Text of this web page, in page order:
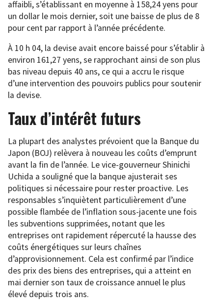
affaibli, s’établissant en moyenne à 158,24 yens pour
un dollar le mois dernier, soit une baisse de plus de 8
pour cent par rapport à l’année précédente.
À 10 h 04, la devise avait encore baissé pour s’établir à
environ 161,27 yens, se rapprochant ainsi de son plus
bas niveau depuis 40 ans, ce qui a accru le risque
d’une intervention des pouvoirs publics pour soutenir
la devise.
Taux d’intérêt futurs
La plupart des analystes prévoient que la Banque du
Japon (BOJ) relèvera à nouveau les coûts d’emprunt
avant la fin de l’année. Le vice-gouverneur Shinichi
Uchida a souligné que la banque ajusterait ses
politiques si nécessaire pour rester proactive. Les
responsables s’inquiètent particulièrement d’une
possible flambée de l’inflation sous-jacente une fois
les subventions supprimées, notant que les
entreprises ont rapidement répercuté la hausse des
coûts énergétiques sur leurs chaînes
d’approvisionnement. Cela est confirmé par l’indice
des prix des biens des entreprises, qui a atteint en
mai dernier son taux de croissance annuel le plus
élevé depuis trois ans.